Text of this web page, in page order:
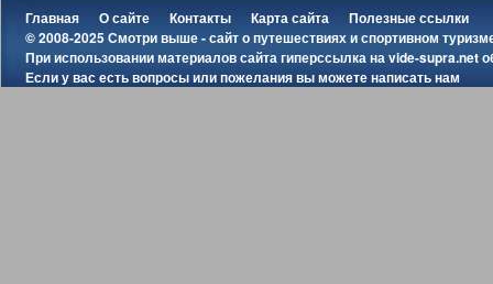
Главная О сайте Контакты Карта сайта
Полезные ссылки
© 2008-2025 Смотри выше - сайт о путешествиях и спортивном
При использовании материалов сайта гиперссылка наvide-supra.net
Если у вас есть вопросы или пожелания вы можетенаписать нам